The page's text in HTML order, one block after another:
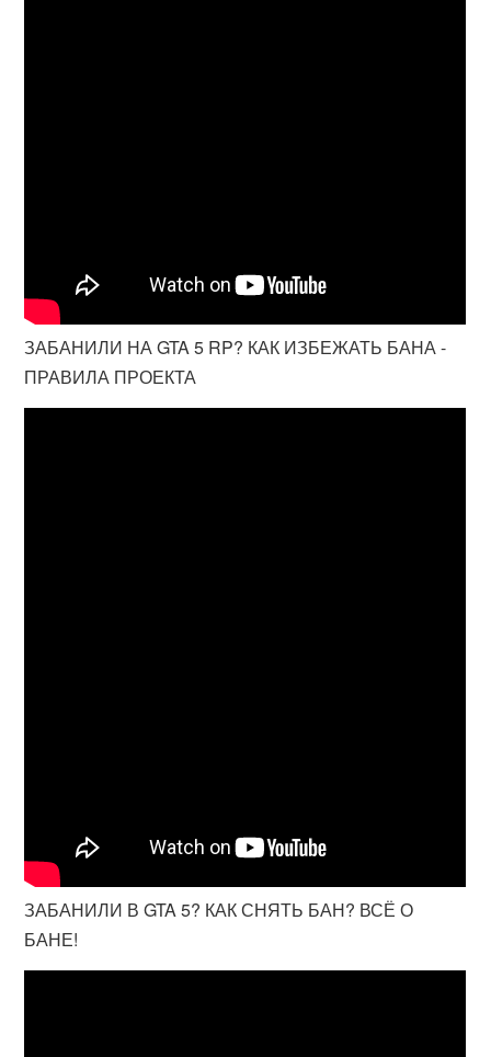
ЗАБАНИЛИ НА GTA 5 RP? КАК ИЗБЕЖАТЬ БАНА -
ПРАВИЛА ПРОЕКТА
ЗАБАНИЛИ В GTA 5? КАК СНЯТЬ БАН? ВСЁ О
БАНЕ!